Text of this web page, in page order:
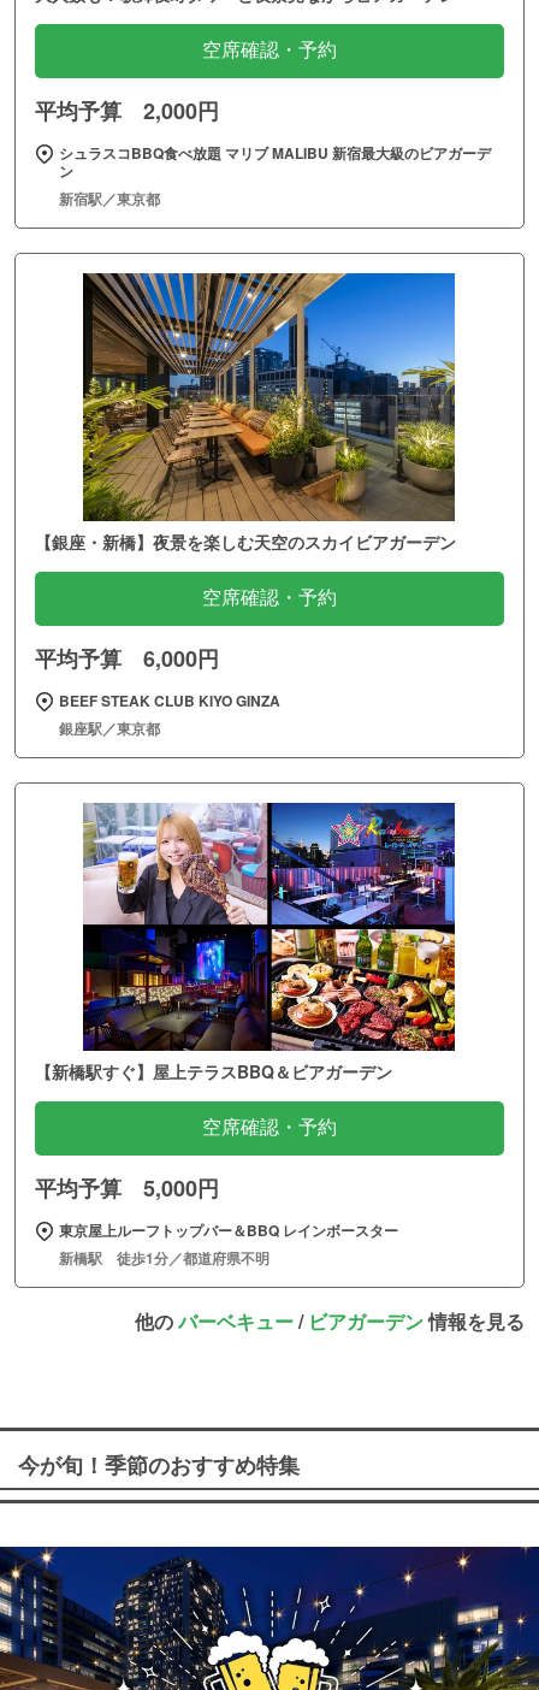
空席確認・予約
平均予算 2,000円
シュラスコBBQ食べ放題 マリブ MALIBU 新宿最大級のビアガーデ
ン
新宿駅／東京都
【銀座・新橋】夜景を楽しむ天空のスカイビアガーデン
空席確認・予約
平均予算 6,000円
BEEF STEAK CLUB KIYO GINZA
銀座駅／東京都
【新橋駅すぐ】屋上テラスBBQ＆ビアガーデン
空席確認・予約
平均予算 5,000円
東京屋上ルーフトップバー＆BBQ レインボースター
新橋駅 徒歩1分／都道府県不明
他のバーベキュー/ ビアガーデン情報を見る
今が旬！季節のおすすめ特集